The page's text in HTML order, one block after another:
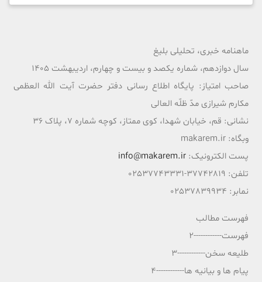
ماهنامه خبری، تحلیلی بلیغ
سال دوازدهم، شماره یکصد و بیست و چهارم، اردیبهشت 1405
صاحب امتیاز: پایگاه اطلاع رسانی دفتر حضرت آیت الله العظمی
مکارم شیرازی مدّ ظلّه العالی
نشانی: قم، خیابان شهدا، کوی ممتاز، کوچه شماره 7، پلاک 36
وبگاه: makarem.ir
پست الکترونیک: info@makarem.ir
تلفن: 37742819-02537743331
نمابر: 02537839934
فهرست مطالب
فهرست------------2
طلیعه سخن------------3
پیام ها و بیانیه ها------------4